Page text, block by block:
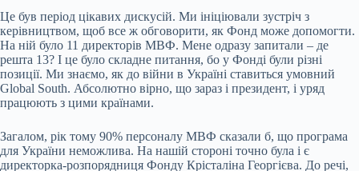
Це був період цікавих дискусій. Ми ініціювали зустріч з
керівництвом, щоб все ж обговорити, як Фонд може допомогти.
На ній було 11 директорів МВФ. Мене одразу запитали – де
решта 13? І це було складне питання, бо у Фонді були різні
позиції. Ми знаємо, як до війни в Україні ставиться умовний
Global South. Абсолютно вірно, що зараз і президент, і уряд
працюють з цими країнами.
Загалом, рік тому 90% персоналу МВФ сказали б, що програма
для України неможлива. На нашій стороні точно була і є
директорка-розпорядниця Фонду Крісталіна Георгієва. До речі,